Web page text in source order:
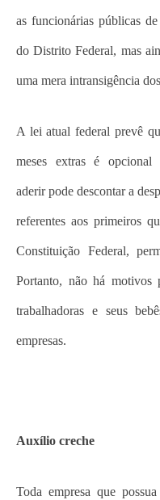
as funcionárias públicas
do Distrito Federal, mas
uma mera intransigência
A lei atual federal prevê
meses extras é
aderir pode descontar a
referentes aos primeiros
Constituição Federal,
Portanto, não há motivos
trabalhadoras e seus
empresas.
Auxílio creche
Toda empresa que